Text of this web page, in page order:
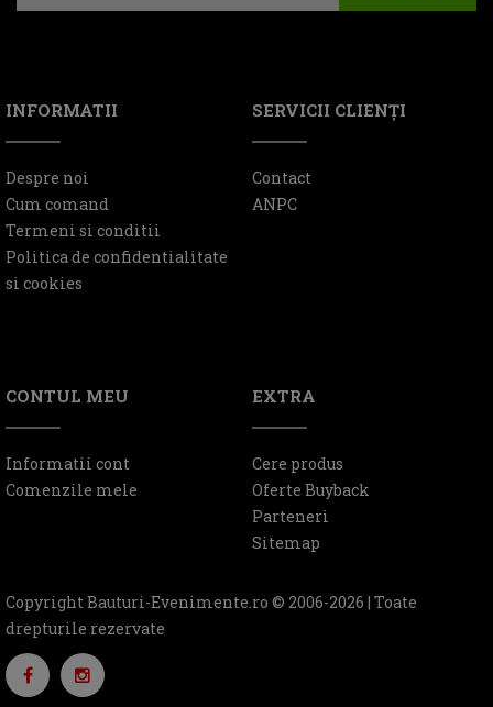
INFORMATII
Despre noi
Cum comand
Termeni si conditii
Politica de confidentialitate
si cookies
SERVICII CLIENŢI
Contact
ANPC
CONTUL MEU
Informatii cont
Comenzile mele
EXTRA
Cere produs
Oferte Buyback
Parteneri
Sitemap
Copyright Bauturi-Evenimente.ro © 2006-2026 | Toate
drepturile rezervate